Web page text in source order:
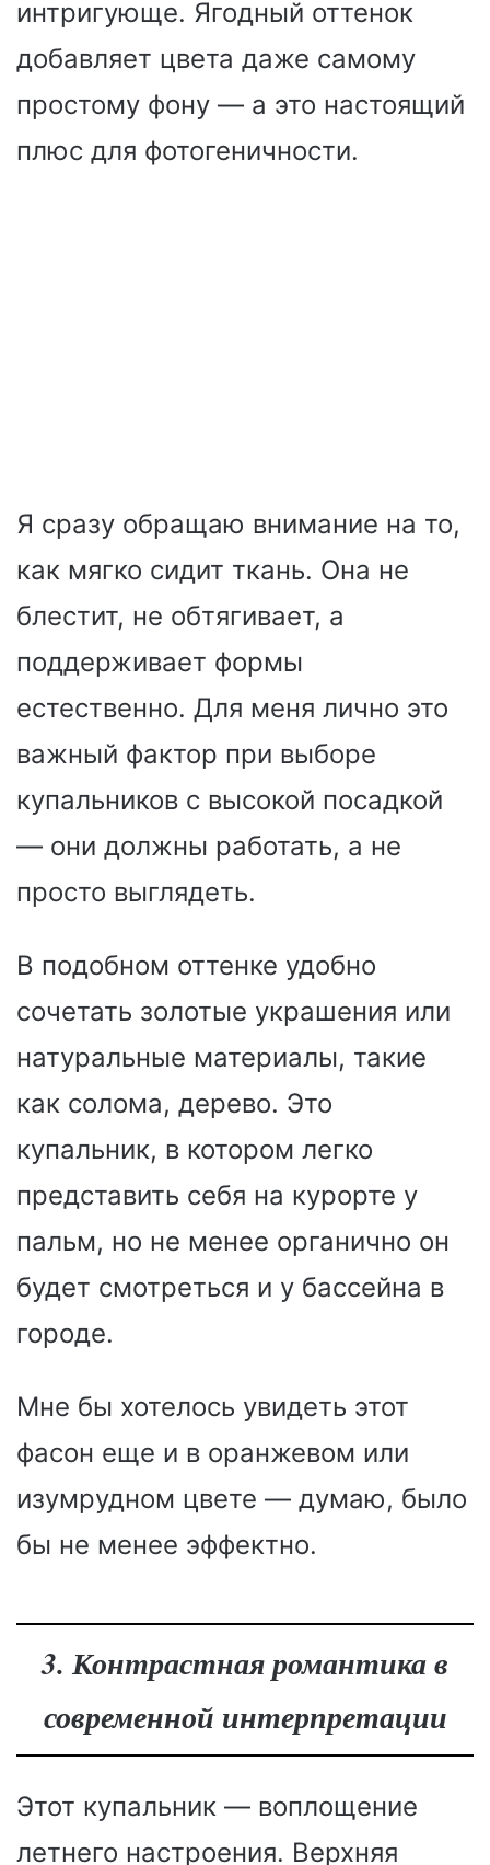
интригующе. Ягодный оттенок
добавляет цвета даже самому
простому фону — а это настоящий
плюс для фотогеничности.
Я сразу обращаю внимание на то,
как мягко сидит ткань. Она не
блестит, не обтягивает, а
поддерживает формы
естественно. Для меня лично это
важный фактор при выборе
купальников с высокой посадкой
— они должны работать, а не
просто выглядеть.
В подобном оттенке удобно
сочетать золотые украшения или
натуральные материалы, такие
как солома, дерево. Это
купальник, в котором легко
представить себя на курорте у
пальм, но не менее органично он
будет смотреться и у бассейна в
городе.
Мне бы хотелось увидеть этот
фасон еще и в оранжевом или
изумрудном цвете — думаю, было
бы не менее эффектно.
3. Контрастная романтика в
современной интерпретации
Этот купальник — воплощение
летнего настроения. Верхняя